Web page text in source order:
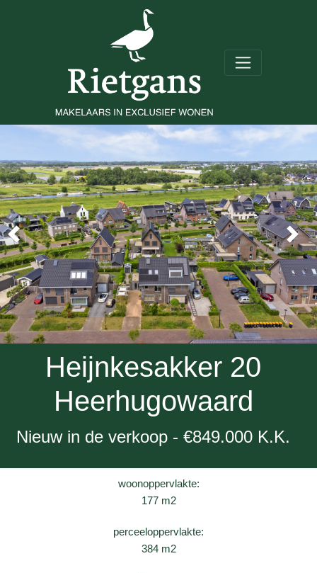
Heijnkesakker 20
Heerhugowaard
Nieuw in de verkoop - €849.000 K.K.
woonoppervlakte:
177 m2
perceeloppervlakte:
384 m2